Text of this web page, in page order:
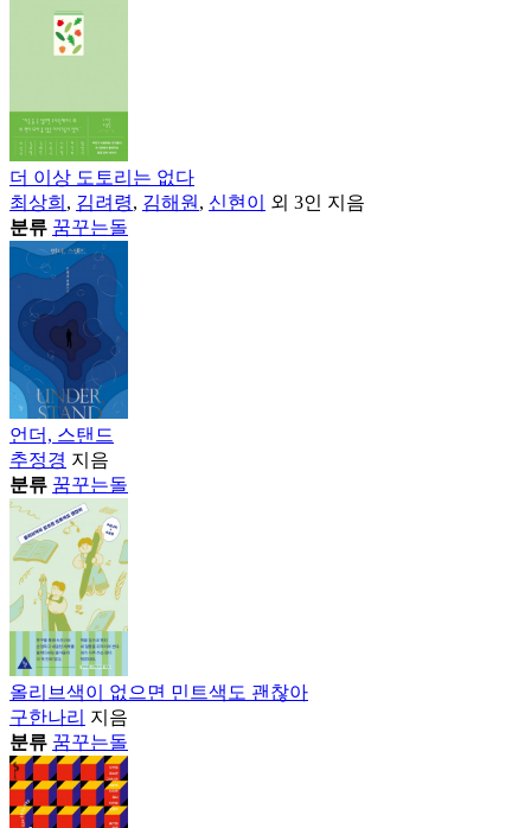
더 이상 도토리는 없다
최상희 , 김려령, 김해원 , 신현이 외 3인 지음
분류 꿈꾸는돌
언더, 스탠드
추정경 지음
분류 꿈꾸는돌
올리브색이 없으면 민트색도 괜찮아
구한나리 지음
분류 꿈꾸는돌